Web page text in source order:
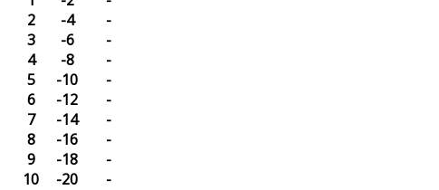
2
-4
-
3
-6
-
4
-8
-
5
-10
-
6
-12
-
7
-14
-
8
-16
-
9
-18
-
10
-20 -